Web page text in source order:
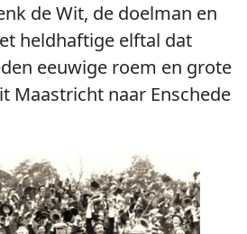
de Wit, de doelman en
heldhaftige elftal dat
eeuwige roem en grote
Maastricht naar Enschede